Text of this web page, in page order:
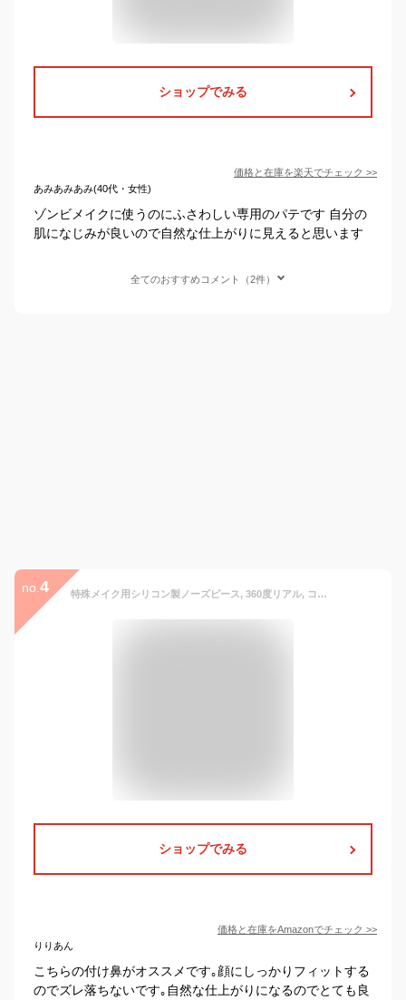
ショップでみる
価格と在庫を楽天でチェック >>
あみあみあみ(40代・女性)
ゾンビメイクに使うのにふさわしい専用のパテです 自分の
肌になじみが良いので自然な仕上がりに見えると思います
全てのおすすめコメント（2件）
no. 4 特殊メイク用シリコン製ノーズピース, 360度リアル, コスプレ変身用, 人工皮膚100% (Sサイズ)
ショップでみる
価格と在庫をAmazonでチェック >>
りりあん
こちらの付け鼻がオススメです｡顔にしっかりフィットする
のでズレ落ちないです｡自然な仕上がりになるのでとても良